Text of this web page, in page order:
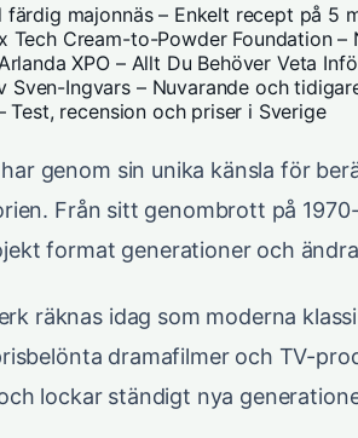
färdig majonnäs – Enkelt recept på 5
Tech Cream-to-Powder Foundation
XPO – Allt Du Behöver Veta
Sven-Ingvars – Nuvarande och
Test, recension och priser i Sverige
genom sin unika känsla för
Från sitt genombrott på
format generationer och
räknas idag som moderna
dramafilmer och TV-
lockar ständigt nya